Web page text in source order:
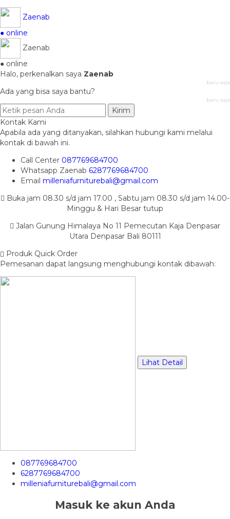
Zaenab
● online
Zaenab
● online
Halo, perkenalkan saya Zaenab
baru saja
Ada yang bisa saya bantu?
baru saja
Kirim
Kontak Kami
Apabila ada yang ditanyakan, silahkan hubungi kami melalui
kontak di bawah ini.
Call Center 087769684700
Whatsapp Zaenab 6287769684700
Email milleniafurniturebali@gmail.com
Buka jam 08.30 s/d jam 17.00 , Sabtu jam 08.30 s/d jam 14.00-
Minggu & Hari Besar tutup
Jalan Gunung Himalaya No 11 Pemecutan Kaja Denpasar
Utara Denpasar Bali 80111
Produk Quick Order
Pemesanan dapat langsung menghubungi kontak dibawah:
Lihat Detail
087769684700
6287769684700
milleniafurniturebali@gmail.com
Masuk ke akun Anda